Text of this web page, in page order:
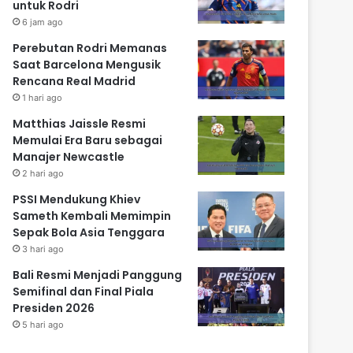
untuk Rodri
6 jam ago
Perebutan Rodri Memanas
Saat Barcelona Mengusik
Rencana Real Madrid
1 hari ago
Matthias Jaissle Resmi
Memulai Era Baru sebagai
Manajer Newcastle
2 hari ago
PSSI Mendukung Khiev
Sameth Kembali Memimpin
Sepak Bola Asia Tenggara
3 hari ago
Bali Resmi Menjadi Panggung
Semifinal dan Final Piala
Presiden 2026
5 hari ago